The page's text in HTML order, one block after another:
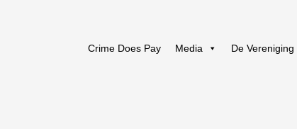
Crime Does Pay Media De Vereniging